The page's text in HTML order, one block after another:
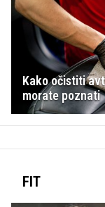
Kako očistiti
morate poznati
FIT